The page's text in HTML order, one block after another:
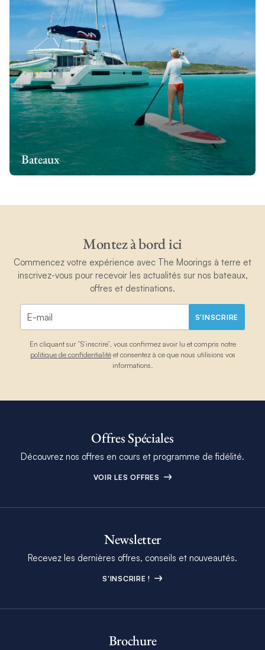
Bateaux
Montez à bord ici
Commencez votre expérience avec The Moorings à terre et
inscrivez-vous pour recevoir les actualités sur nos bateaux,
offres et destinations.
S'INSCRIRE
En cliquant sur “S’inscrire”, vous confirmez avoir lu et compris notre
politique de confidentialitéet consentez à ce que nous utilisions vos
informations.
Offres Spéciales
Découvrez nos offres en cours et programme de fidélité.
VOIR LES OFFRES
Newsletter
Recevez les dernières offres, conseils et nouveautés.
S'INSCRIRE !
Brochure